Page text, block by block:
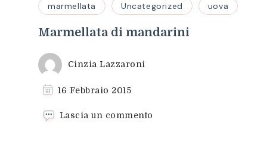
marmellata Uncategorized uova
Marmellata di mandarini
Cinzia Lazzaroni
16 Febbraio 2015
Lascia un commento